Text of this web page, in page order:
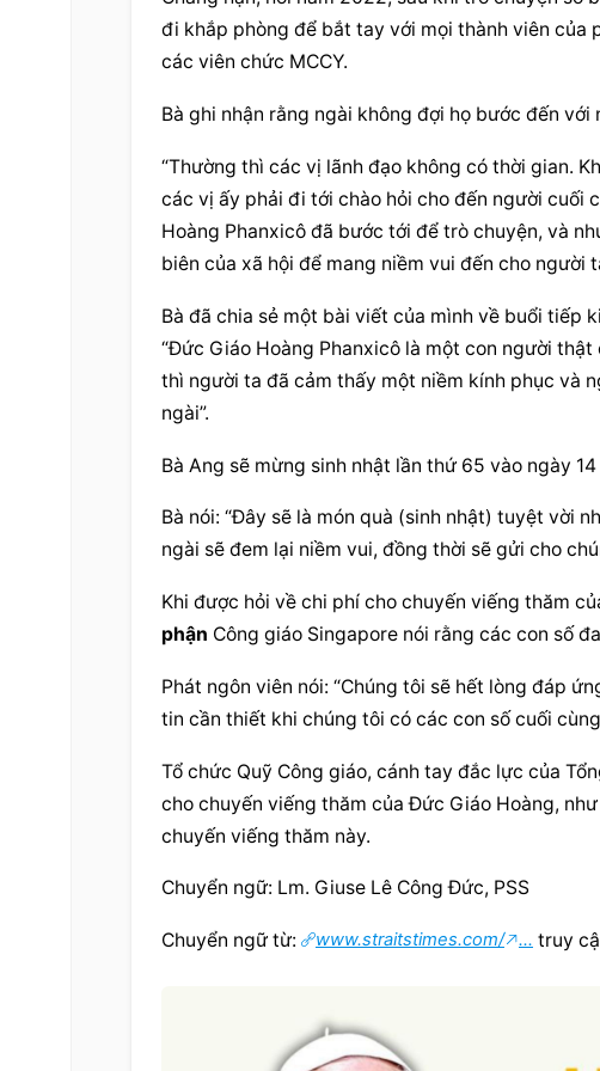
đi khắp phòng để bắt tay với mọi thành viên của
các viên chức MCCY.
Bà ghi nhận rằng ngài không đợi họ bước đến
“Thường thì các vị lãnh đạo không có thời gian.
các vị ấy phải đi tới chào hỏi cho đến người cuối
Hoàng Phanxicô đã bước tới để trò chuyện, và
biên của xã hội để mang niềm vui đến cho người
Bà đã chia sẻ một bài viết của mình về buổi tiếp
“Đức Giáo Hoàng Phanxicô là một con người
thì người ta đã cảm thấy một niềm kính phục và
ngài”.
Bà Ang sẽ mừng sinh nhật lần thứ 65 vào ngày
Bà nói: “Đây sẽ là món quà (sinh nhật) tuyệt vời
ngài sẽ đem lại niềm vui, đồng thời sẽ gửi cho
Khi được hỏi về chi phí cho chuyến viếng thăm
phận Công giáo Singapore nói rằng các con số
Phát ngôn viên nói: “Chúng tôi sẽ hết lòng đáp
tin cần thiết khi chúng tôi có các con số cuối
Tổ chức Quỹ Công giáo, cánh tay đắc lực của
cho chuyến viếng thăm của Đức Giáo Hoàng,
chuyến viếng thăm này.
Chuyển ngữ: Lm. Giuse Lê Công Đức, PSS
Chuyển ngữ từ: www.straitstimes.com/ ... truy